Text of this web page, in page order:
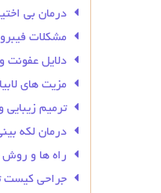
درمان بی‌
مشکلات
دلایل عفونت
مزیت های
ترمیم زیبایی
درمان لکه
راه ها و روش
جراحی کیست